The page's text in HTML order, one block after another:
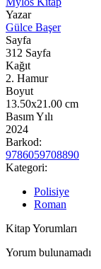
Yazar
Gülce Başer
Sayfa
312 Sayfa
Kağıt
2. Hamur
Boyut
13.50x21.00 cm
Basım Yılı
2024
Barkod:
9786059708890
Kategori:
Polisiye
Roman
Kitap Yorumları
Yorum bulunamadı